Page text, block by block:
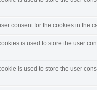
consent for the cookies in the
is used to store the user
is used to store the user